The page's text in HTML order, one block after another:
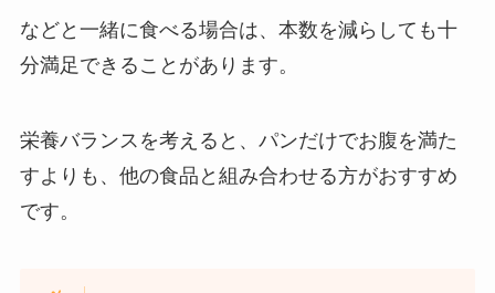
などと一緒に食べる場合は、本数を減らしても十
分満足できることがあります。
栄養バランスを考えると、パンだけでお腹を満た
すよりも、他の食品と組み合わせる方がおすすめ
です。